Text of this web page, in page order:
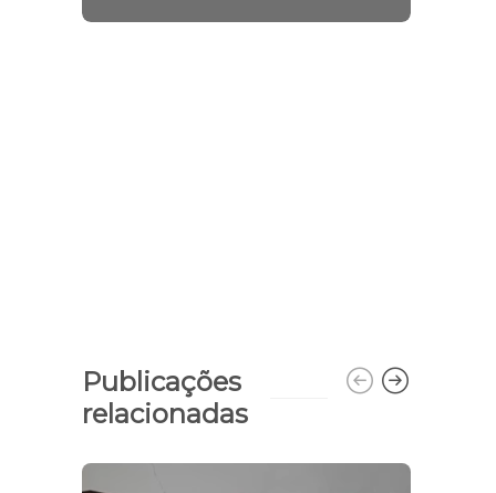
Publicações
relacionadas